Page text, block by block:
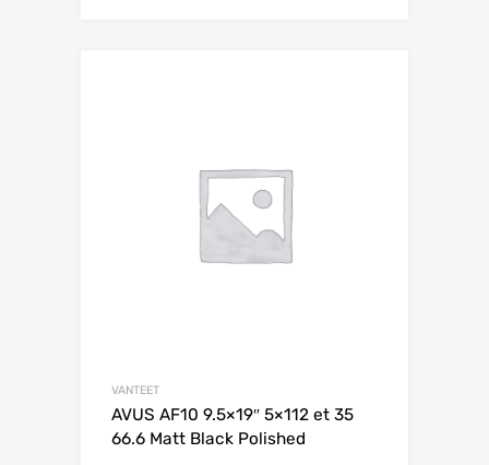
VANTEET
AVUS AF10 9.5×19″ 5×112 et 35
66.6 Matt Black Polished